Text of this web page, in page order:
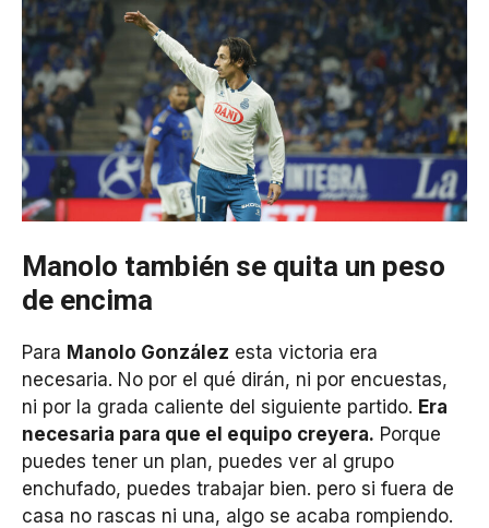
Manolo también se quita un peso
de encima
Para Manolo González esta victoria era
necesaria. No por el qué dirán, ni por encuestas,
ni por la grada caliente del siguiente partido. Era
necesaria para que el equipo creyera. Porque
puedes tener un plan, puedes ver al grupo
enchufado, puedes trabajar bien. pero si fuera de
casa no rascas ni una, algo se acaba rompiendo.